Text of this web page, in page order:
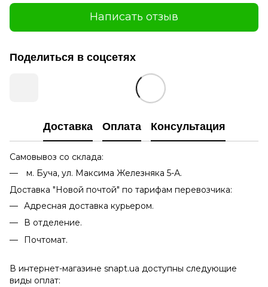
Написать отзыв
Поделиться в соцсетях
Доставка Оплата Консультация
Самовывоз со склада:
м. Буча, ул. Максима Железняка 5-А.
Доставка "Новой почтой" по тарифам перевозчика:
Адресная доставка курьером.
В отделение.
Почтомат.
В интернет-магазине snapt.ua доступны следующие
виды оплат: